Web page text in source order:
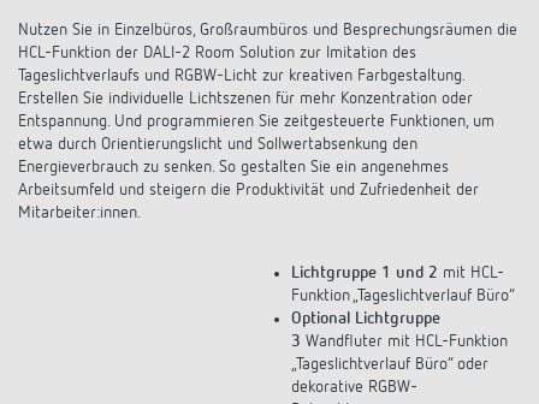
Nutzen Sie in Einzelbüros, Großraumbüros und Besprechungsräumen die
HCL-Funktion der DALI-2 Room Solution zur Imitation des
Tageslichtverlaufs und RGBW-Licht zur kreativen Farbgestaltung.
Erstellen Sie individuelle Lichtszenen für mehr Konzentration oder
Entspannung. Und programmieren Sie zeitgesteuerte Funktionen, um
etwa durch Orientierungslicht und Sollwertabsenkung den
Energieverbrauch zu senken. So gestalten Sie ein angenehmes
Arbeitsumfeld und steigern die Produktivität und Zufriedenheit der
Mitarbeiter:innen.
Lichtgruppe 1 und 2 mit HCL-
Funktion „Tageslichtverlauf Büro“
Optional Lichtgruppe
3 Wandfluter mit HCL-Funktion
„Tageslichtverlauf Büro“ oder
dekorative RGBW-